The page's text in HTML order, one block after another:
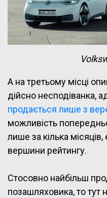
А на третьому місці
дійсно несподіванка,
продається лише з
можливість
лише за кілька
вершини рейтингу.
Стосовно найбільш
позашляховика, то